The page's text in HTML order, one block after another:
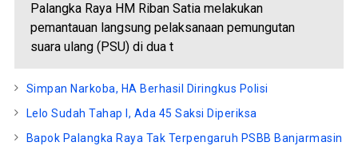
Palangka Raya HM Riban Satia melakukan
pemantauan langsung pelaksanaan pemungutan
suara ulang (PSU) di dua t
Simpan Narkoba, HA Berhasil Diringkus Polisi
Lelo Sudah Tahap I, Ada 45 Saksi Diperiksa
Bapok Palangka Raya Tak Terpengaruh PSBB Banjarmasin